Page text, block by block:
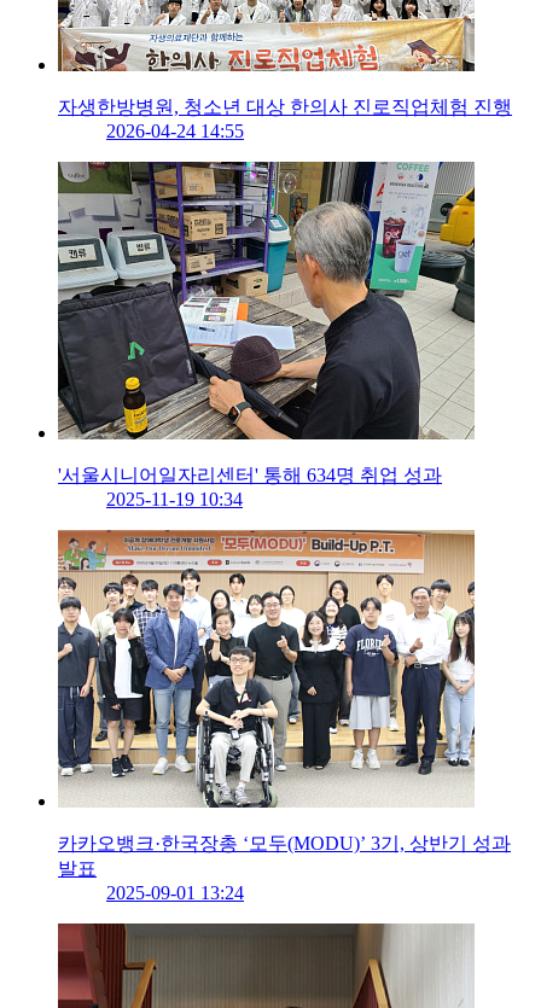
자생한방병원, 청소년 대상 한의사 진로직업체험 진행
2026-04-24 14:55
'서울시니어일자리센터' 통해 634명 취업 성과
2025-11-19 10:34
카카오뱅크·한국장총 ‘모두(MODU)’ 3기, 상반기 성과
발표
2025-09-01 13:24